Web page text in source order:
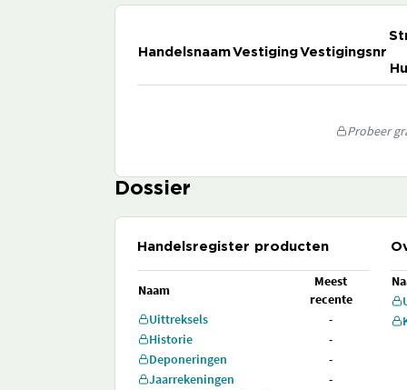
HandelsnaamVestigingVestigingsnr
Probeer
Dossier
Handelsregister producten
Naam
Meest
recente
Uittreksels
-
Historie
-
Deponeringen
-
Jaarrekeningen
-